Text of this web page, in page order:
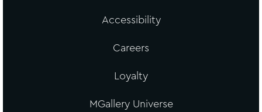
Accessibility
Careers
Loyalty
MGallery Universe